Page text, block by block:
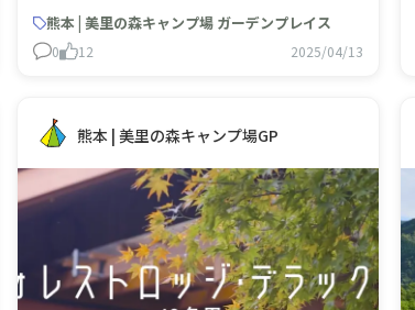
イプ） 予約は👉美里の森キャンプ場 ガーデ
ンプレイス（旧美里ガーデンプレイス家族
村） | キャンプ場検索・予約サイト【なっ
熊本 | 美里の森キャンプ場 ガーデンプレイス
0 12 2025/04/13
熊本 | 美里の森キャンプ場GP